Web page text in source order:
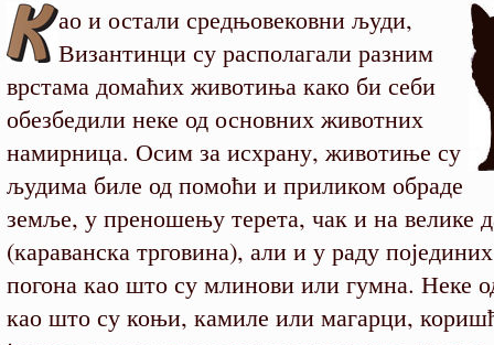
ао и остали средњовековни људи,
Византинци су располагали разним
врстама домаћих животиња како би себи
обезбедили неке од основних животних
намирница. Осим за исхрану, животиње су
људима биле од помоћи и приликом обраде
земље, у преношењу терета, чак и на велике
(караванска трговина), али и у раду
погона као што су млинови или гумна. Неке
као што су коњи, камиле или магарци,